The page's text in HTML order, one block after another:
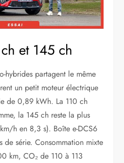
et 145 ch
hybrides partagent le même
un petit moteur électrique
de 0,89 kWh. La 110 ch
la 145 ch reste la plus
h en 8,3 s). Boîte e-DCS6
de série. Consommation mixte
km, CO₂ de 110 à 113